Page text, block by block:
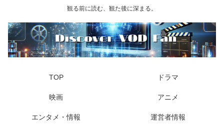
観る前に読む、観た後に深まる。
TOP ドラマ
映画 アニメ
エンタメ・情報 運営者情報